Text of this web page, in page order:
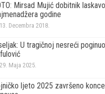
Mirsad Mujić dobitnik
godine
13. Decembra 2018.
U tragičnoj nesreći
29. Maja 2025.
ljeto 2025 završeno